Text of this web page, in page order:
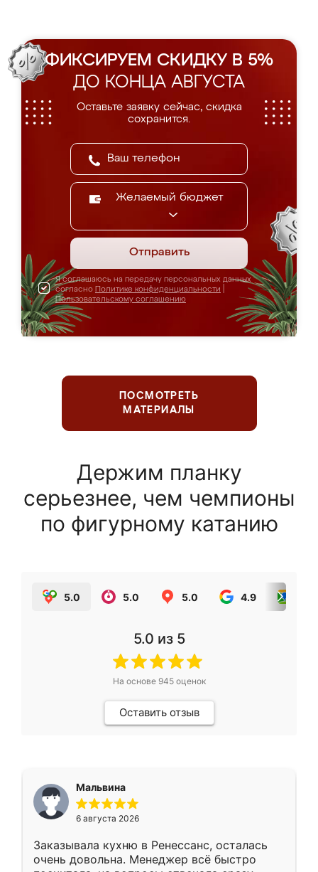
ФИКСИРУЕМ СКИДКУ В 5%
ДО КОНЦА АВГУСТА
Оставьте заявку сейчас, скидка
сохранится.
Желаемый бюджет
Отправить
Я соглашаюсь на передачу персональных данных
согласно Политике конфиденциальности
Пользовательскому соглашению
ПОСМОТРЕТЬ
МАТЕРИАЛЫ
Держим планку
серьезнее, чем чемпионы
по фигурному катанию
5.0 5.0 5.0 4.9
5.0 из 5
На основе 945оценок
Оставить отзыв
Мальвина
6 августа 2026
Заказывала кухню в Ренессанс, осталась
очень довольна. Менеджер всё быстро